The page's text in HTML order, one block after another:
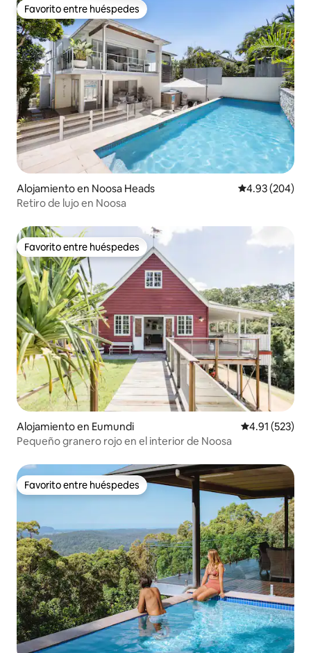
Favorito entre huéspedes
Favorito entre huéspedes
Alojamiento en Noosa Heads Calificación
4.93 (204)
Retiro de lujo en Noosa
Favorito entre huéspedes
Favorito entre huéspedes
Alojamiento en Eumundi Calificación
4.91 (523)
Pequeño granero rojo en el interior de Noosa
Favorito entre huéspedes
Favorito entre huéspedes